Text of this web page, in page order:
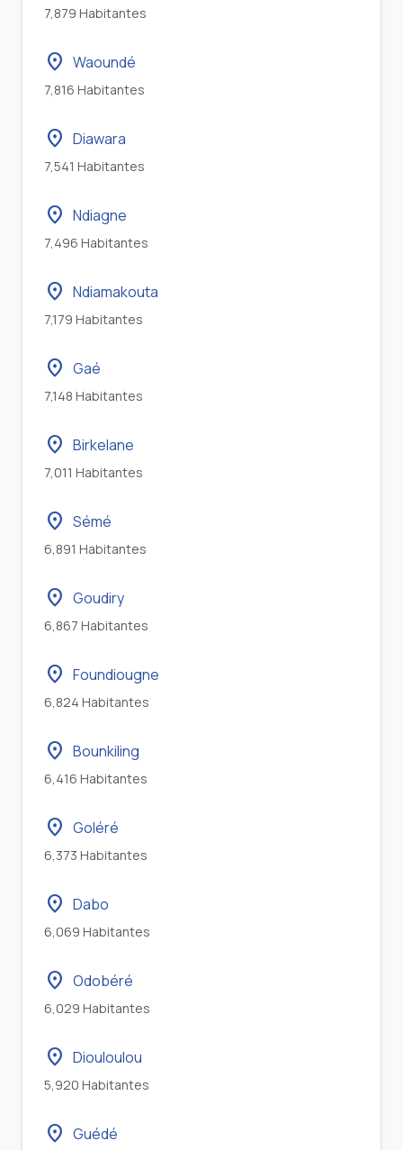
7,879 Habitantes
location_on Waoundé
7,816 Habitantes
location_on Diawara
7,541 Habitantes
location_on Ndiagne
7,496 Habitantes
location_on Ndiamakouta
7,179 Habitantes
location_on Gaé
7,148 Habitantes
location_on Birkelane
7,011 Habitantes
location_on Sémé
6,891 Habitantes
location_on Goudiry
6,867 Habitantes
location_on Foundiougne
6,824 Habitantes
location_on Bounkiling
6,416 Habitantes
location_on Goléré
6,373 Habitantes
location_on Dabo
6,069 Habitantes
location_on Odobéré
6,029 Habitantes
location_on Diouloulou
5,920 Habitantes
location_on Guédé